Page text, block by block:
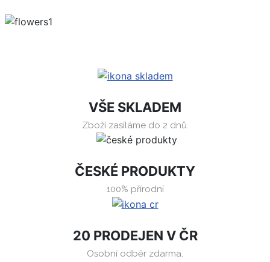
VŠE SKLADEM
Zboží zasíláme do 2 dnů.
ČESKÉ PRODUKTY
100% přírodní
20 PRODEJEN V ČR
Osobní odběr zdarma.